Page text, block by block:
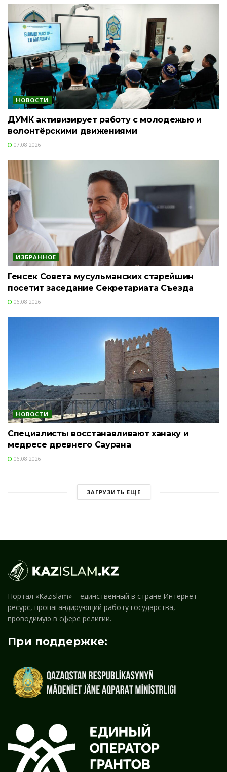
НОВОСТИ
ДУМК активизирует работу с молодежью и
волонтёрскими движениями
07.08.2026
ИЗБРАННОЕ
Генсек Совета мусульманских старейшин
посетит заседание Секретариата Съезда
06.08.2026
НОВОСТИ
Специалисты восстанавливают ханаку и
медресе древнего Саурана
06.08.2026
ЗАГРУЗИТЬ ЕЩЕ
Портал «Kazislam» – единственный в стране Интернет-
ресурс, пропагандирующий работу государства,
проводимую в сфере религии.
При поддержке: